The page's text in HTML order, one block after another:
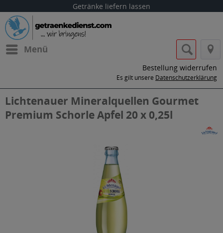
Getränke liefern lassen
Menü
Bestellung widerrufen
Es gilt unsere Datenschutzerklärung
Lichtenauer Mineralquellen Gourmet
Premium Schorle Apfel 20 x 0,25l